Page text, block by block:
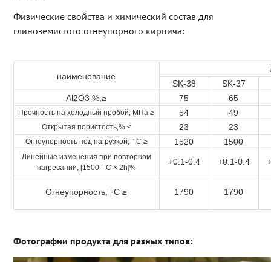
Физические свойства и химический состав для
глиноземистого огнеупорного кирпича:
наименование
SK-38
SK-37
Al2O3 %,≥
75 65
Прочность на холодный пробой, МПа ≥ 54 49
Открытая пористость,% ≤ 23 23
Огнеупорность под нагрузкой, ° C ≥ 1520 1500
Линейные изменения при повторном
нагревании, [1500 ° C × 2h]%
+0.1-0.4 +0.1-0.4
Огнеупорность, °C ≥ 1790 1790
Фотографии продукта для разных типов: